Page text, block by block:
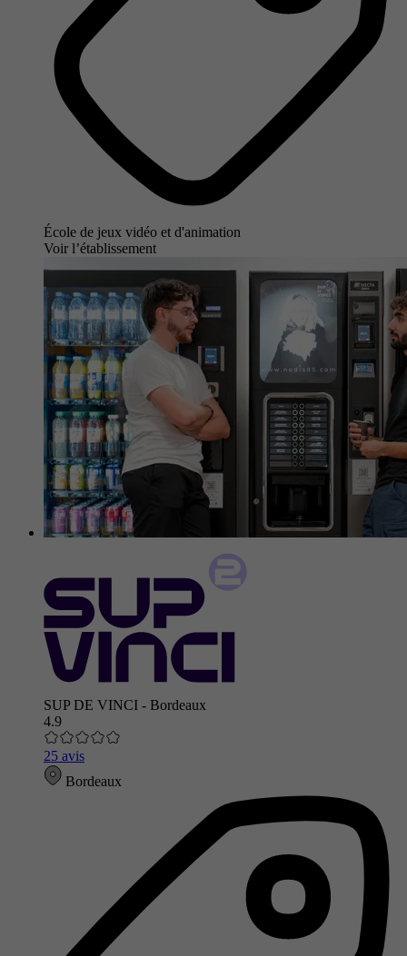
École de jeux vidéo et d'animation
Voir l’établissement
SUP DE VINCI - Bordeaux
4.9
25 avis
Bordeaux